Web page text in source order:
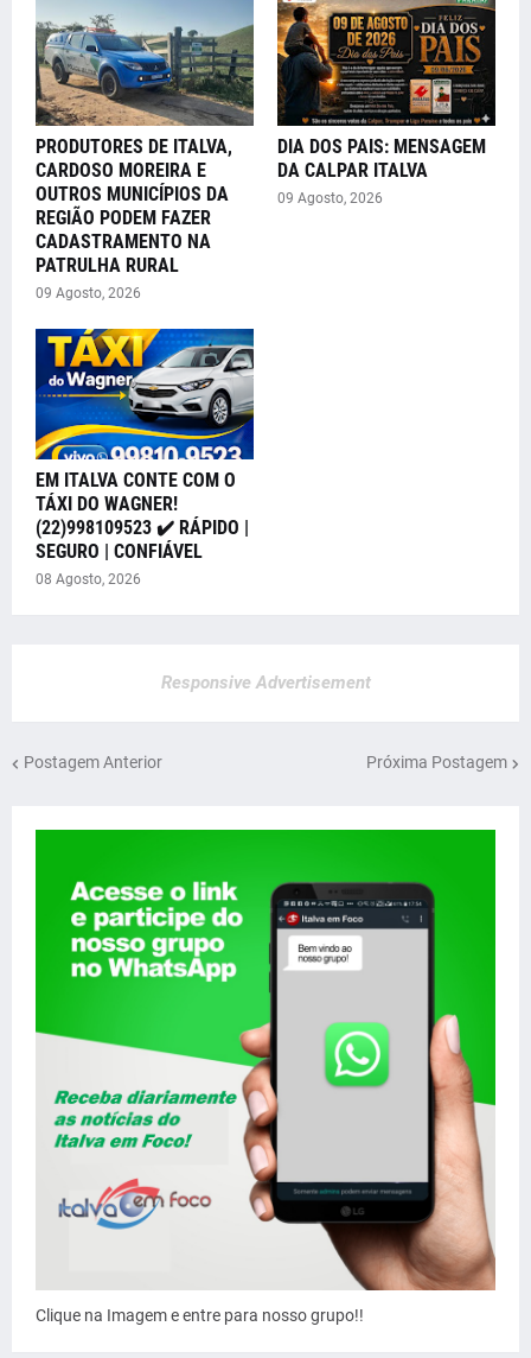
PRODUTORES DE ITALVA,
CARDOSO MOREIRA E
OUTROS MUNICÍPIOS DA
REGIÃO PODEM FAZER
CADASTRAMENTO NA
PATRULHA RURAL
09 Agosto, 2026
DIA DOS PAIS: MENSAGEM
DA CALPAR ITALVA
09 Agosto, 2026
EM ITALVA CONTE COM O
TÁXI DO WAGNER!
(22)998109523 ✔️ RÁPIDO |
SEGURO | CONFIÁVEL
08 Agosto, 2026
Responsive Advertisement
Postagem Anterior Próxima Postagem
Clique na Imagem e entre para nosso grupo!!